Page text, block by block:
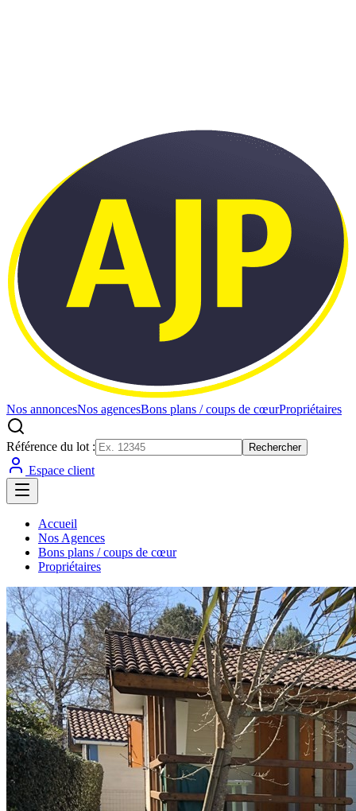
Nos annoncesNos agencesBons plans / coups de cœurPropriétaires
Référence du lot : Rechercher
Espace client
Accueil
Nos Agences
Bons plans / coups de cœur
Propriétaires